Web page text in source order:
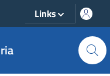
Links